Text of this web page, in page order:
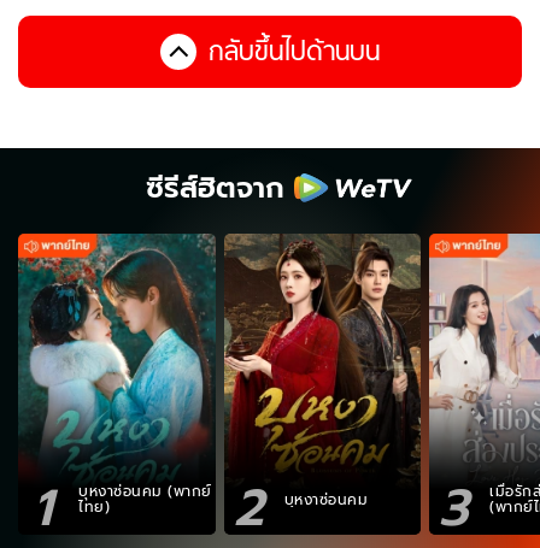
กลับขึ้นไปด้านบน
ซีรีส์ฮิตจาก
1 บุหงาซ่อนคม (พากย์
ไทย) 2 บุหงาซ่อนคม 3 เมื่อรัก
(พากย์